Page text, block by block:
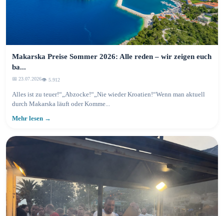
Makarska Preise Sommer 2026: Alle reden – wir zeigen euch
ba...
📅 23.07.2026👁️ 5.914
Alles ist zu teuer!“„Abzocke!“„Nie wieder Kroatien!“Wenn man aktuell
durch Makarska läuft oder Komme...
Mehr lesen →